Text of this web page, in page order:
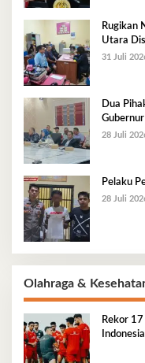
Rugikan
Utara
31 Juli
Dua
28 Juli
Pelaku
28 Juli
Olahraga &
Rekor